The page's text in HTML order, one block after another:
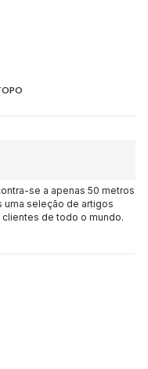
se a apenas 50 metros
uma seleção de artigos
de todo o mundo.